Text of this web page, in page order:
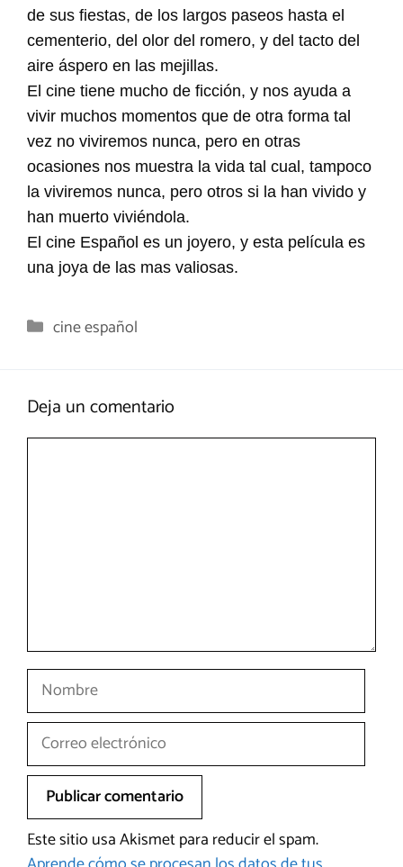
de sus fiestas, de los largos paseos hasta el
cementerio, del olor del romero, y del tacto del
aire áspero en las mejillas.
El cine tiene mucho de ficción, y nos ayuda a
vivir muchos momentos que de otra forma tal
vez no viviremos nunca, pero en otras
ocasiones nos muestra la vida tal cual, tampoco
la viviremos nunca, pero otros si la han vivido y
han muerto viviéndola.
El cine Español es un joyero, y esta película es
una joya de las mas valiosas.
Categorías
cine español
Deja un comentario
Nombre
Correo
electrónico
Este sitio usa Akismet para reducir el spam.